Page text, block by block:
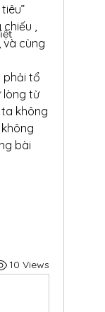
,
và cùng
phải tổ
lòng từ
không
bài
10 Views